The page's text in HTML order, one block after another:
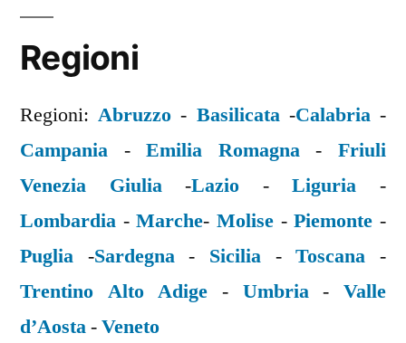
Regioni
Regioni:Abruzzo - Basilicata-Calabria-
Campania -Emilia Romagna-Friuli
Venezia Giulia-Lazio -Liguria -
Lombardia -Marche-Molise -Piemonte -
Puglia -Sardegna- Sicilia -Toscana -
Trentino Alto Adige - Umbria-Valle
d’Aosta-Veneto